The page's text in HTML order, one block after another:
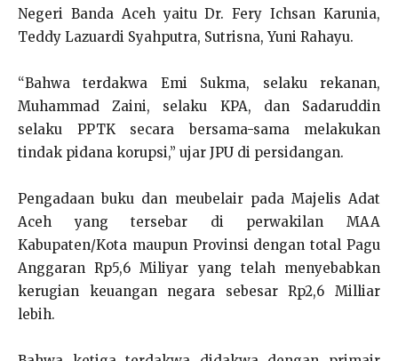
Negeri Banda Aceh yaitu Dr. Fery Ichsan Karunia,
Teddy Lazuardi Syahputra, Sutrisna, Yuni Rahayu.
“Bahwa terdakwa Emi Sukma, selaku rekanan,
Muhammad Zaini, selaku KPA, dan Sadaruddin
selaku PPTK secara bersama-sama melakukan
tindak pidana korupsi,” ujar JPU di persidangan.
Pengadaan buku dan meubelair pada Majelis Adat
Aceh yang tersebar di perwakilan MAA
Kabupaten/Kota maupun Provinsi dengan total Pagu
Anggaran Rp5,6 Miliyar yang telah menyebabkan
kerugian keuangan negara sebesar Rp2,6 Milliar
lebih.